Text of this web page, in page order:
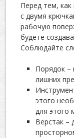
Перед тем,
с двумя
рабочую
будете
Соблюдайте
Порядок –
лишних
этого
для этого
Верстак –